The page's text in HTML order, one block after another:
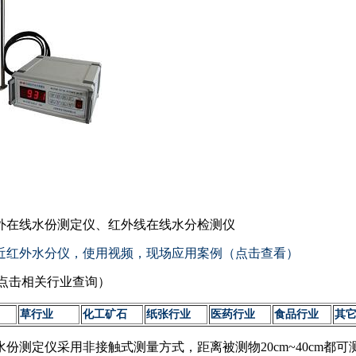
在线水份测定仪、红外线在线水分检测仪
红外水分仪，使用视频，现场应用案例（点击查看）
击相关行业查询）
草行业 化工矿石 纸张行业 医药行业 食品行业 其
份测定仪采用非接触式测量方式，距离被测物20cm~40cm都可